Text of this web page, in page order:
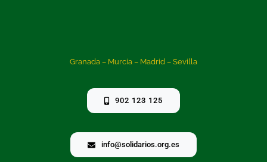
Granada – Murcia – Madrid – Sevilla
902 123 125
info@solidarios.org.es